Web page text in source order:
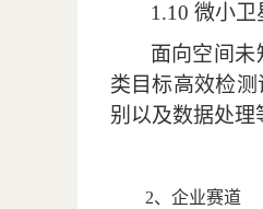
1.10 微小卫
面向空间
类目标高效检
别以及数据处理
2、企业赛道